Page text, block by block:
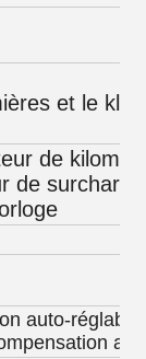
et le
de
de
auto-